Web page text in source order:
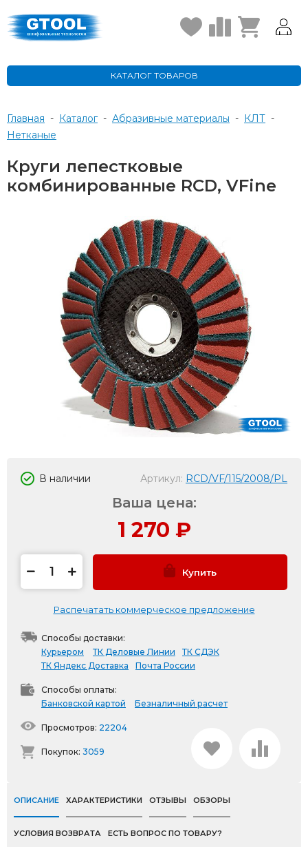
КАТАЛОГ ТОВАРОВ
Главная - Каталог - Абразивные материалы - КЛТ -
нетканые
Круги лепестковые
комбинированные RCD, VFine
В наличии Артикул: RCD/VF/115/2008/PL
Ваша цена:
1 270 ₽
Купить
Распечатать коммерческое предложение
Способы доставки:
Курьером
ТК Деловые Линии
ТК СДЭК
ТК Яндекс Доставка
Почта России
Способы оплаты:
Банковской картой
Безналичный расчет
Просмотров: 22204
Покупок: 3059
ОПИСАНИЕ ХАРАКТЕРИСТИКИ ОТЗЫВЫ ОБЗОРЫ
УСЛОВИЯ ВОЗВРАТА ЕСТЬ ВОПРОС ПО ТОВАРУ?